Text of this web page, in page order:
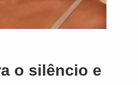
o silêncio e